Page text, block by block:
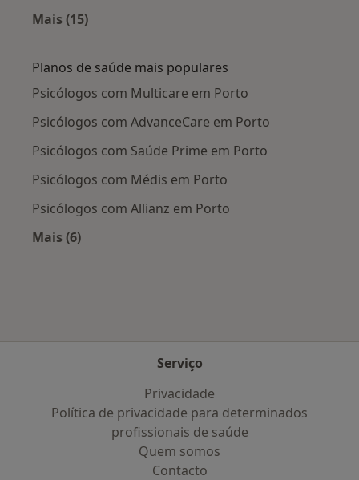
Mais (15)
Planos de saúde mais populares
Psicólogos com Multicare em Porto
Psicólogos com AdvanceCare em Porto
Psicólogos com Saúde Prime em Porto
Psicólogos com Médis em Porto
Psicólogos com Allianz em Porto
Mais (6)
Serviço
Privacidade
Política de privacidade para determinados
profissionais de saúde
Quem somos
Contacto